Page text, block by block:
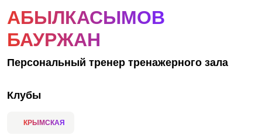
АБЫЛКАСЫМОВ
БАУРЖАН
Персональный тренер тренажерного зала
Клубы
КРЫМСКАЯ